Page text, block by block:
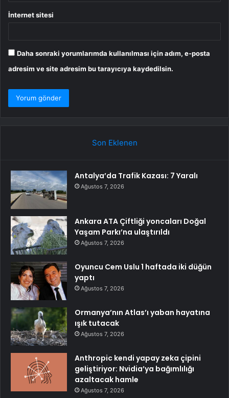
İnternet sitesi
Daha sonraki yorumlarımda kullanılması için adım, e-posta
adresim ve site adresim bu tarayıcıya kaydedilsin.
Son Eklenen
Antalya’da Trafik Kazası: 7 Yaralı
Ağustos 7, 2026
Ankara ATA Çiftliği yoncaları Doğal
Yaşam Parkı’na ulaştırıldı
Ağustos 7, 2026
Oyuncu Cem Uslu 1 haftada iki düğün
yaptı
Ağustos 7, 2026
Ormanya’nın Atlas’ı yaban hayatına
ışık tutacak
Ağustos 7, 2026
Anthropic kendi yapay zeka çipini
geliştiriyor: Nvidia’ya bağımlılığı
azaltacak hamle
Ağustos 7, 2026